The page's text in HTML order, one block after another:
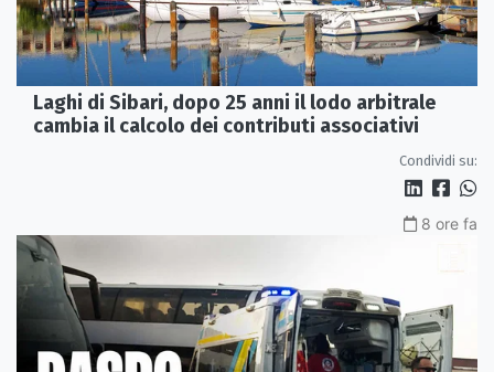
Laghi di Sibari, dopo 25 anni il lodo arbitrale
cambia il calcolo dei contributi associativi
Condividi su:
8 ore fa